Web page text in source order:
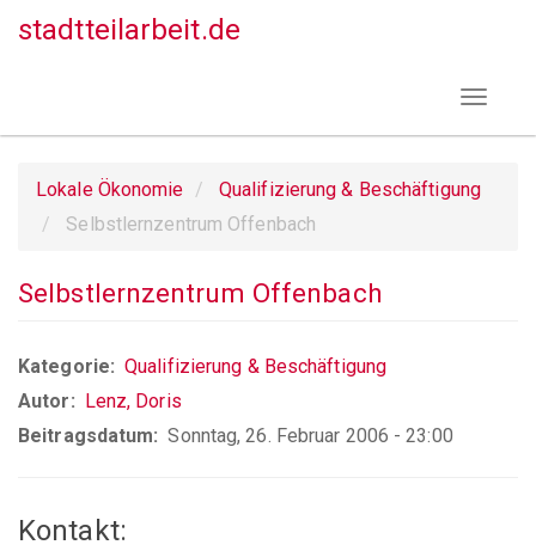
Direkt
stadtteilarbeit.de
Toggle
Lokale Ökonomie
Qualifizierung & Beschäftigung
Selbstlernzentrum Offenbach
Selbstlernzentrum Offenbach
Kategorie
Qualifizierung & Beschäftigung
Autor
Lenz, Doris
Beitragsdatum
Sonntag, 26. Februar 2006 - 23:00
Kontakt: